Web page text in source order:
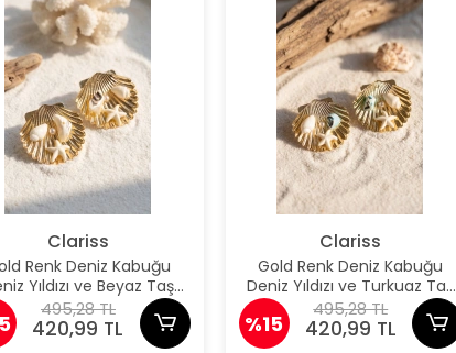
Clariss
Renk Deniz Kabuğu
Yıldızı ve Beyaz Taş
Detaylı Küpe
495,28 TL
420,99 TL
Clariss
Gold Renk Deniz Kabuğu
Deniz Yıldızı ve Turkuaz Taş
Detaylı Küpe
%15
495,28 TL
420,99 TL